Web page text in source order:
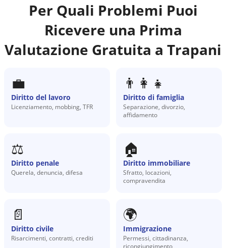
Per Quali Problemi Puoi
Ricevere una Prima
Valutazione Gratuita a Trapani
💼
Diritto del lavoro
Licenziamento, mobbing, TFR
👨‍👩‍👧
Diritto di famiglia
Separazione, divorzio,
affidamento
⚖️
Diritto penale
Querela, denuncia, difesa
🏠
Diritto immobiliare
Sfratto, locazioni,
compravendita
📄
Diritto civile
Risarcimenti, contratti, crediti
🌍
Immigrazione
Permessi, cittadinanza,
ricongiungimento